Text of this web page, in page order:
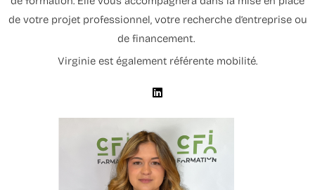
de votre projet professionnel, votre recherche d’entreprise ou
de financement.
Virginie est également référente mobilité.